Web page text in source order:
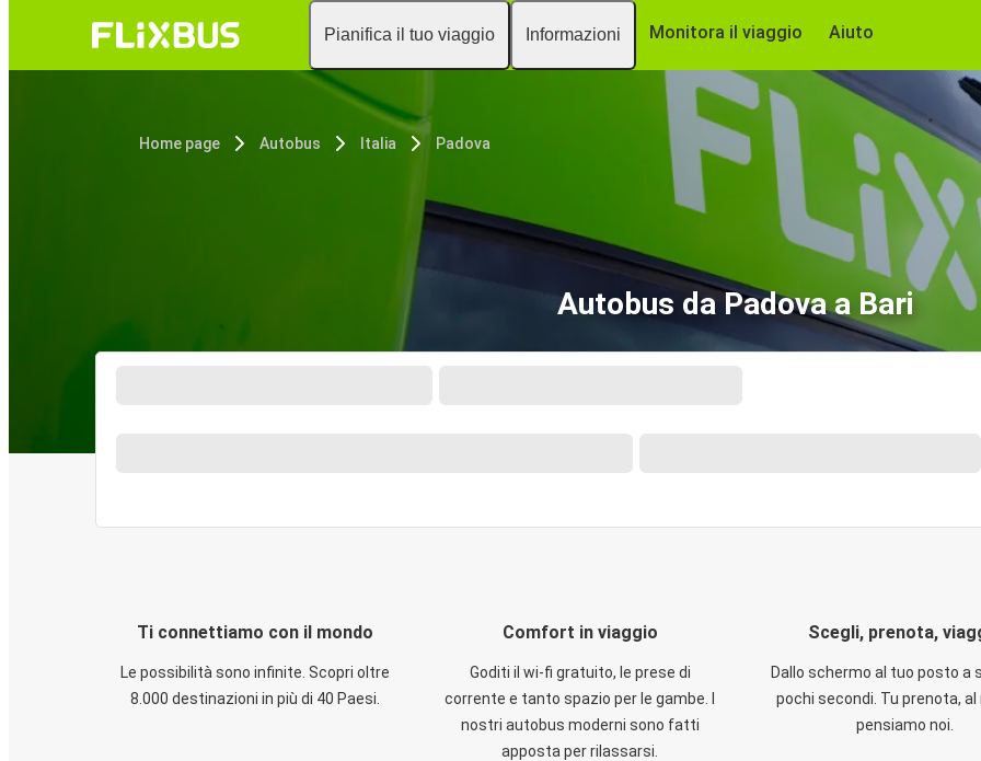
Pianifica il tuo viaggio Informazioni Monitora il viaggio Aiuto
Home page Autobus Italia Padova
Autobus da Padova a Bari
Ti connettiamo con il mondo
Le possibilità sono infinite. Scopri oltre
8.000 destinazioni in più di 40 Paesi.
Comfort in viaggio
Goditi il wi-fi gratuito, le prese di
corrente e tanto spazio per le gambe. I
nostri autobus moderni sono fatti
apposta per rilassarsi.
Scegli, prenota,
Dallo schermo al tuo posto a
pochi secondi. Tu prenota,
pensiamo noi.